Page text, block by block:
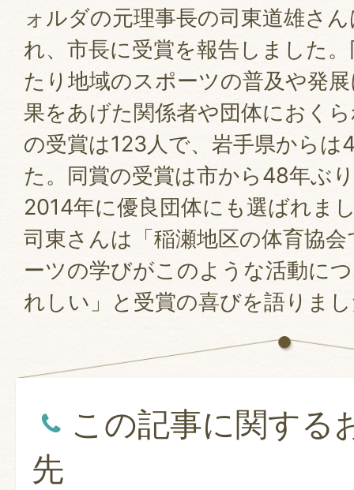
ォルダの元理事長の司東道雄さ
れ、市長に受賞を報告しました
たり地域のスポーツの普及や発
果をあげた関係者や団体におく
の受賞は123人で、岩手県からは
た。同賞の受賞は市から48年ぶ
2014年に優良団体にも選ばれま
司東さんは「稲瀬地区の体育協
ーツの学びがこのような活動に
れしい」と受賞の喜びを語りま
この記事に関する
先